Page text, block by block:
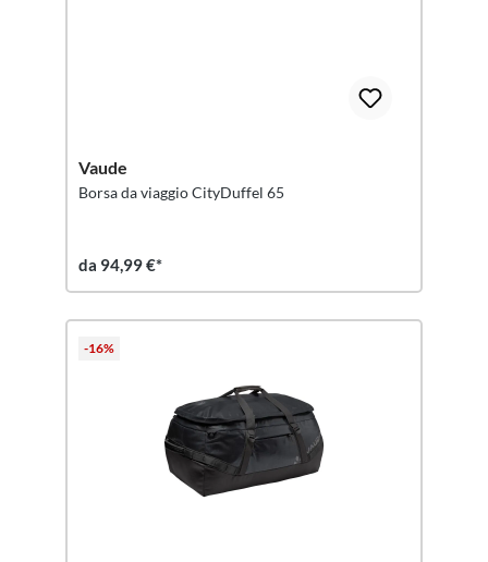
Vaude
Borsa da viaggio CityDuffel 65
da 94,99 €*
-16%